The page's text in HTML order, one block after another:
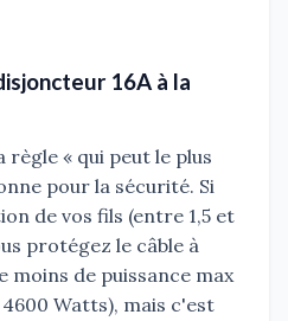
16A à la
règle « qui peut le plus
pour la sécurité. Si
de vos fils (entre 1,5 et
protégez le câble à
moins de puissance max
Watts), mais c'est